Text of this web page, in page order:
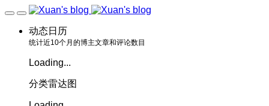
动态日历
统计近10个月的博主文章和评论数目
Loading...
分类雷达图